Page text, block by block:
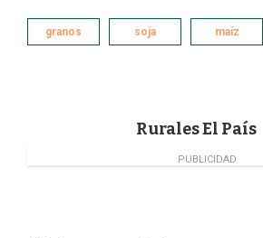
e
b
k
e
t
l
granos soja maíz
Rurales El País
PUBLICIDAD